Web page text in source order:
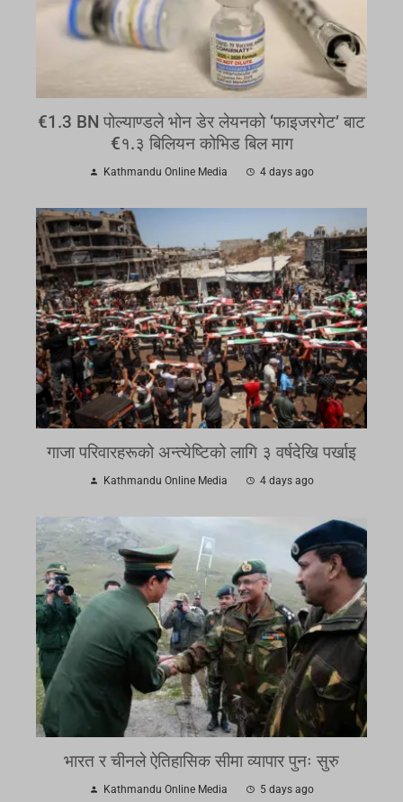
€1.3 BN पोल्याण्डले भोन डेर लेयनको ‘फाइजरगेट’ बाट
€१.३ बिलियन कोभिड बिल माग
Kathmandu Online Media 4 days ago
गाजा परिवारहरूको अन्त्येष्टिको लागि ३ वर्षदेखि पर्खाइ
Kathmandu Online Media 4 days ago
भारत र चीनले ऐतिहासिक सीमा व्यापार पुनः सुरु
Kathmandu Online Media 5 days ago